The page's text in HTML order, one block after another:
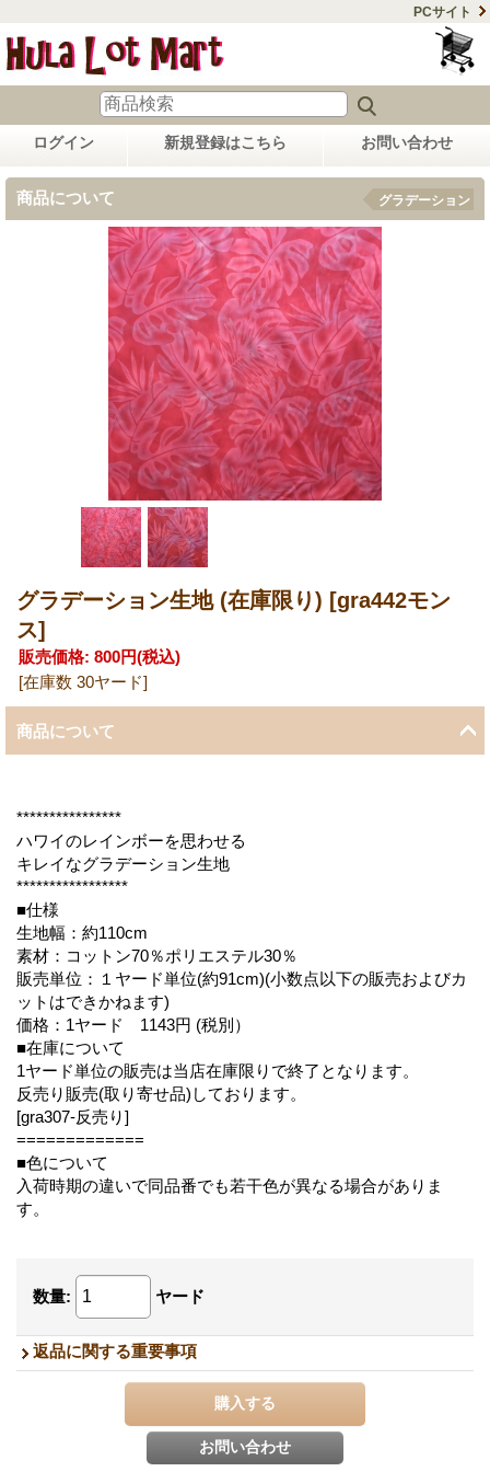
PCサイト
ログイン 新規登録はこちら お問い合わせ
商品について グラデーション
グラデーション生地 (在庫限り) [gra442モン
ス]
販売価格: 800円(税込)
[在庫数 30ヤード]
商品について
****************
ハワイのレインボーを思わせる
キレイなグラデーション生地
*****************
■仕様
生地幅：約110cm
素材：コットン70％ポリエステル30％
販売単位：１ヤード単位(約91cm)(小数点以下の販売およびカ
ットはできかねます)
価格：1ヤード 1143円 (税別）
■在庫について
1ヤード単位の販売は当店在庫限りで終了となります。
反売り販売(取り寄せ品)しております。
[gra307-反売り]
=============
■色について
入荷時期の違いで同品番でも若干色が異なる場合がありま
す。
数量: ヤード
返品に関する重要事項